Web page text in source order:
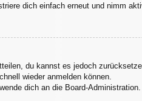
dich einfach erneut und nimm
du kannst es jedoch
wieder anmelden können.
dich an die Board-Administration.